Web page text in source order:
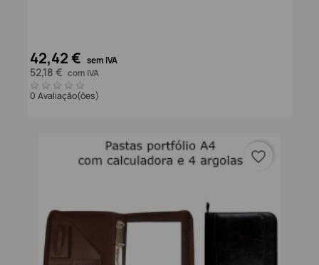
42,42 € sem IVA
52,18 € com IVA
0 Avaliação(ões)
favorite_border